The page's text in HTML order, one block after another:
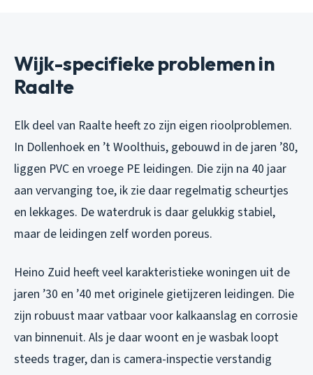
Wijk-specifieke problemen in
Raalte
Elk deel van Raalte heeft zo zijn eigen rioolproblemen.
In Dollenhoek en ’t Woolthuis, gebouwd in de jaren ’80,
liggen PVC en vroege PE leidingen. Die zijn na 40 jaar
aan vervanging toe, ik zie daar regelmatig scheurtjes
en lekkages. De waterdruk is daar gelukkig stabiel,
maar de leidingen zelf worden poreus.
Heino Zuid heeft veel karakteristieke woningen uit de
jaren ’30 en ’40 met originele gietijzeren leidingen. Die
zijn robuust maar vatbaar voor kalkaanslag en corrosie
van binnenuit. Als je daar woont en je wasbak loopt
steeds trager, dan is camera-inspectie verstandig